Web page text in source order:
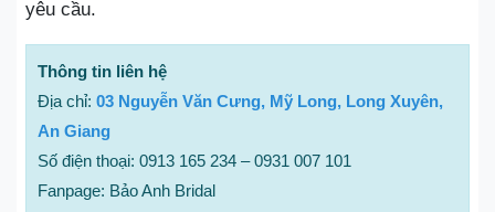
yêu cầu.
Thông tin liên hệ
Địa chỉ: 03 Nguyễn Văn Cưng, Mỹ Long, Long Xuyên,
An Giang
Số điện thoại: 0913 165 234 – 0931 007 101
Fanpage: Bảo Anh Bridal